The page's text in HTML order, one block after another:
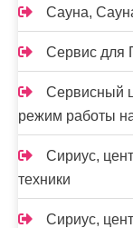
Сауна,
Сервис для
Сервисный
режим работы
Сириус,
техники
Сириус,